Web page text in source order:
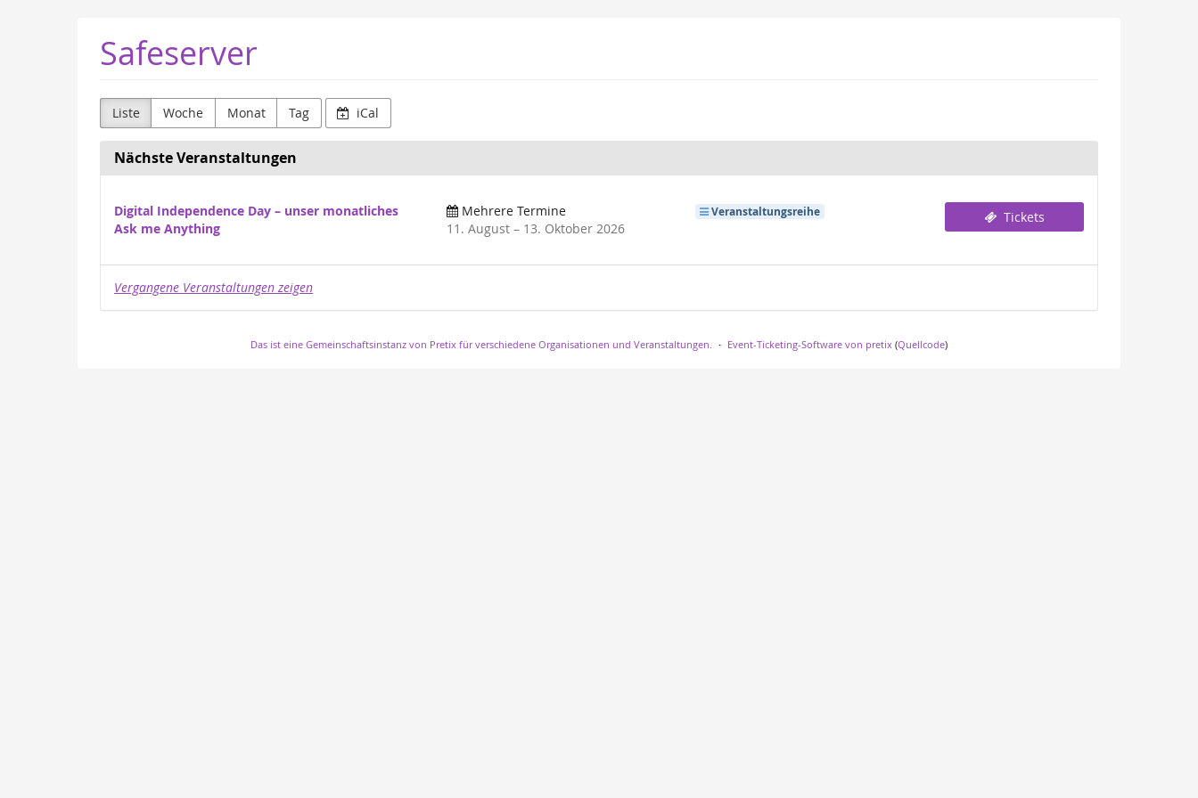
Safeserver
Liste Woche Monat Tag iCal
Nächste Veranstaltungen
Digital Independence Day – unser monatliches
Ask me Anything
Mehrere Termine
11. August –bis
13. Oktober 2026
Veranstaltungsreihe Tickets
Vergangene Veranstaltungen zeigen
Das ist eine Gemeinschaftsinstanz von Pretix für verschiedene Organisationen und Veranstaltungen. Event-Ticketing-Software von pretix(Quellcode)